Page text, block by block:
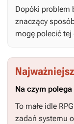
Dopóki problem
znaczący
mogę polecić tej
Na czym
To małe idle
zadań systemu